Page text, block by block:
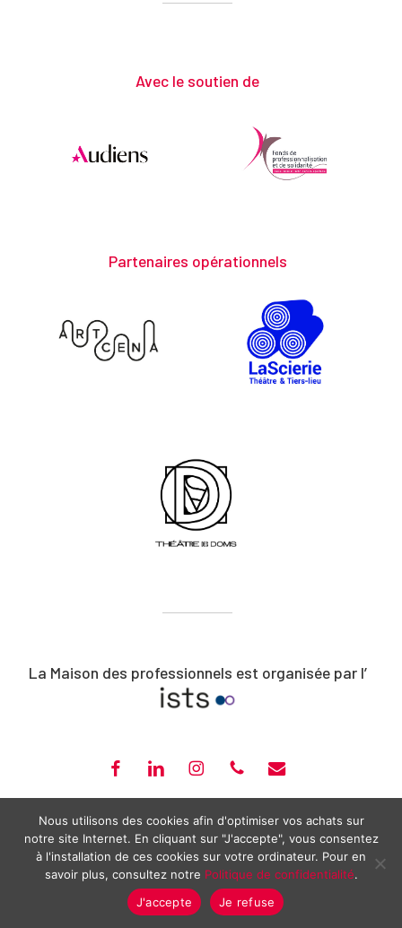
Avec le soutien de
Partenaires opérationnels
La Maison des professionnels est organisée par l’
FACEBOOKLINKEDININSTAGRAMPHONE EMAIL
ISTS – CLOÎTRE SAINT-LOUIS – 20, RUE PORTAIL BOQUIER – AVIGNON –
04 90 14 14 17 –CONTACT@MAISONPRO-AVIGNON.COM
2026 ©MAISON DES PROFESSIONNELS—MENTIONS LÉGALES —
POLITIQUE DE CONFIDENTIALITÉ
Nous utilisons des cookies afin d'optimiser vos achats sur
notre site Internet. En cliquant sur "J'accepte", vous consentez
à l'installation de ces cookies sur votre ordinateur. Pour en
savoir plus, consultez notre Politique de confidentialité.
J'accepte
Je refuse